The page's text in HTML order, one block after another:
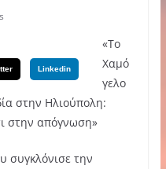
Linkedin
«Το
Χαμό
γελο
στην Ηλιούπολη:
στην απόγνωση»
συγκλόνισε την